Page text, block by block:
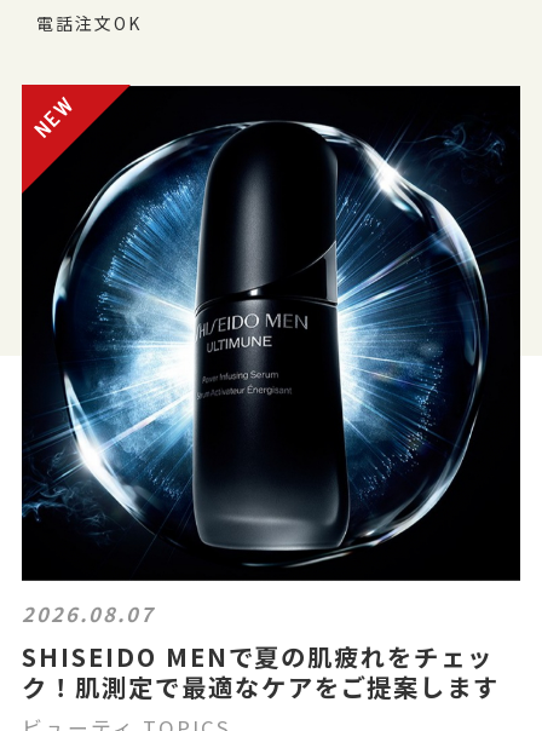
電話注文OK
2026.08.07
SHISEIDO MENで夏の肌疲れをチェッ
ク！肌測定で最適なケアをご提案します